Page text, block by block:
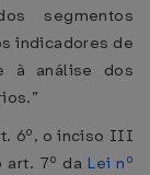
segmentos
indicadores de
à análise dos
6º, o inciso III
7º da Lei nº